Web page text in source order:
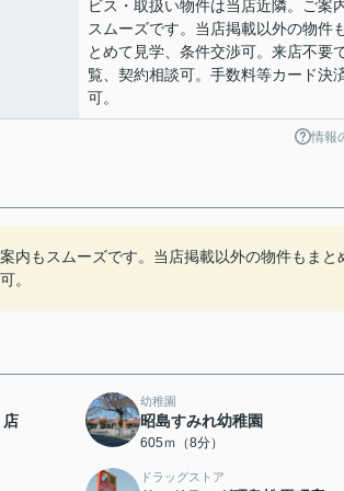
ビス・取扱い物件は当店近隣。ご案
スムーズです。当店掲載以外の物件
とめて見学、条件交渉可。来店不要
覧、契約相談可。手数料等カード決
可。
情報
内もスムーズです。当店掲載以外の物件もまと
。
店
幼稚園
昭島すみれ幼稚園
605ｍ（8分）
ドラッグストア